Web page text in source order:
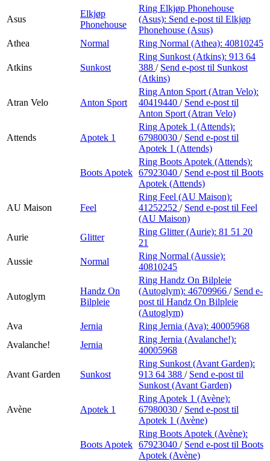
Asus
Elkjøp
Phonehouse
Ring Elkjøp Phonehouse
(Asus): Send e-post til Elkjøp
Phonehouse (Asus)
Athea
Normal Ring Normal (Athea): 40810245
Atkins Sunkost
Ring Sunkost (Atkins): 913 64
388 / Send e-post til Sunkost
(Atkins)
Atran Velo Anton Sport
Ring Anton Sport (Atran Velo):
40419440 / Send e-post til
Anton Sport (Atran Velo)
Attends Apotek 1
Ring Apotek 1 (Attends):
67980030 / Send e-post til
Apotek 1 (Attends)
Boots Apotek
Ring Boots Apotek (Attends):
67923040 / Send e-post til Boots
Apotek (Attends)
AU Maison Feel
Ring Feel (AU Maison):
41252252 / Send e-post til Feel
(AU Maison)
Aurie
Glitter
Ring Glitter (Aurie): 81 51 20
21
Aussie
Normal
Ring Normal (Aussie):
40810245
Autoglym
Handz On
Bilpleie
Ring Handz On Bilpleie
(Autoglym): 46709966 / Send e-
post til Handz On Bilpleie
(Autoglym)
Ava
Jernia Ring Jernia (Ava): 40005968
Avalanche!
Jernia
Ring Jernia (Avalanche!):
40005968
Avant Garden Sunkost
Ring Sunkost (Avant Garden):
913 64 388 / Send e-post til
Sunkost (Avant Garden)
Avène Apotek 1
Ring Apotek 1 (Avène):
67980030 / Send e-post til
Apotek 1 (Avène)
Boots Apotek
Ring Boots Apotek (Avène):
67923040 / Send e-post til Boots
Apotek (Avène)